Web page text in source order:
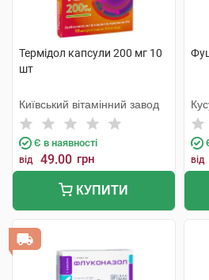
Термідол капсули 200 мг 10
шт
Київський вітамінний завод
Є в наявності
від 49.00 грн
КУПИТИ
від